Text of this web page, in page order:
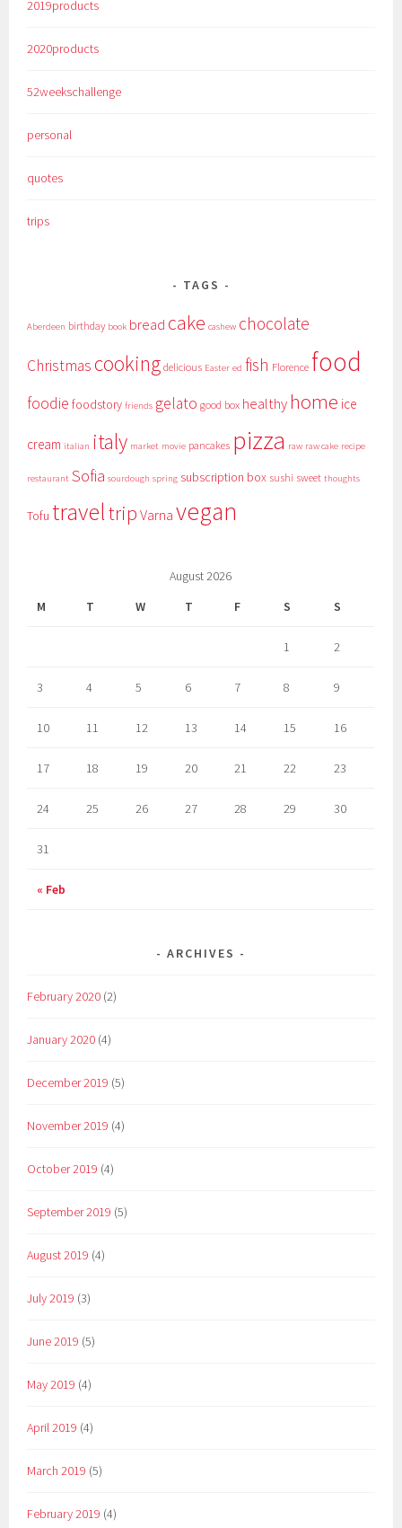
2019products
2020products
52weekschallenge
personal
quotes
trips
TAGS
Aberdeen birthday book bread cake cashew chocolate
Christmas cooking delicious Easter ed fish Florence food
foodie foodstory friends gelato good box healthyhome ice
cream italian italy market movie pancakes pizza raw raw cake recipe
restaurant Sofia sourdough spring subscription box sushi sweet thoughts
Tofu traveltrip Varna vegan
August 2026
M
T W T F S S
« Feb
1 2
3 4 5 6 7 8 9
10 11 12 13 14 15 16
17 18 19 20 21 22 23
24 25 26 27 28 29 30
31
ARCHIVES
February 2020 (2)
January 2020 (4)
December 2019 (5)
November 2019 (4)
October 2019 (4)
September 2019 (5)
August 2019 (4)
July 2019 (3)
June 2019 (5)
May 2019 (4)
April 2019 (4)
March 2019 (5)
February 2019 (4)